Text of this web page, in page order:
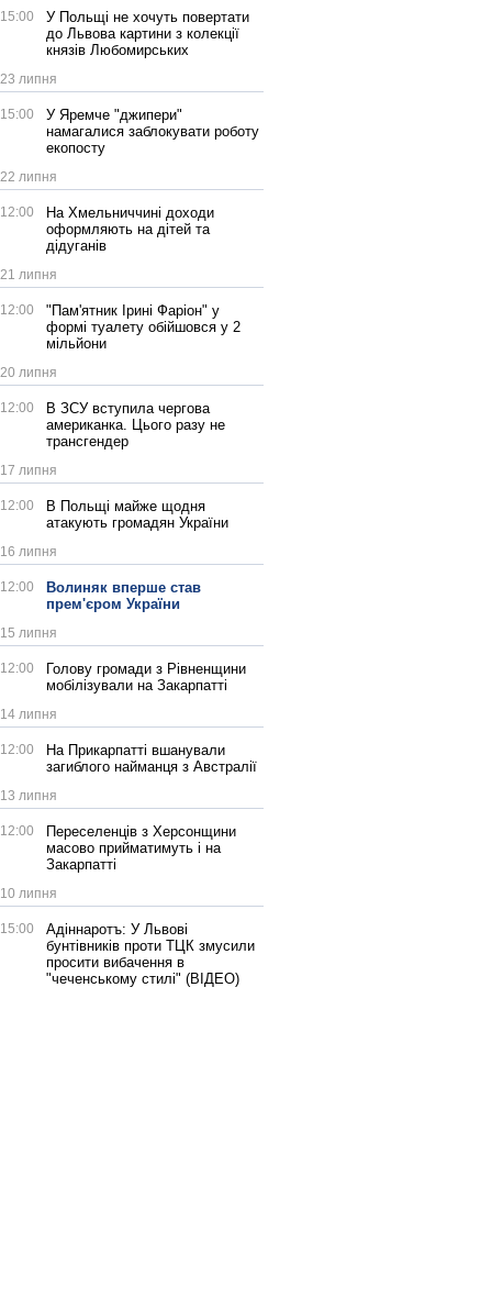
15:00
У Польщі не хочуть повертати
до Львова картини з колекції
князів Любомирських
23 липня
15:00
У Яремче "джипери"
намагалися заблокувати роботу
екопосту
22 липня
12:00
На Хмельниччині доходи
оформляють на дітей та
дідуганів
21 липня
12:00
"Пам'ятник Ірині Фаріон" у
формі туалету обійшовся у 2
мільйони
20 липня
12:00
В ЗСУ вступила чергова
американка. Цього разу не
трансгендер
17 липня
12:00
В Польщі майже щодня
атакують громадян України
16 липня
12:00
Волиняк вперше став
прем'єром України
15 липня
12:00
Голову громади з Рівненщини
мобілізували на Закарпатті
14 липня
12:00
На Прикарпатті вшанували
загиблого найманця з Австралії
13 липня
12:00
Переселенців з Херсонщини
масово прийматимуть і на
Закарпатті
10 липня
15:00
Адіннаротъ: У Львові
бунтівників проти ТЦК змусили
просити вибачення в
"чеченському стилі" (ВІДЕО)